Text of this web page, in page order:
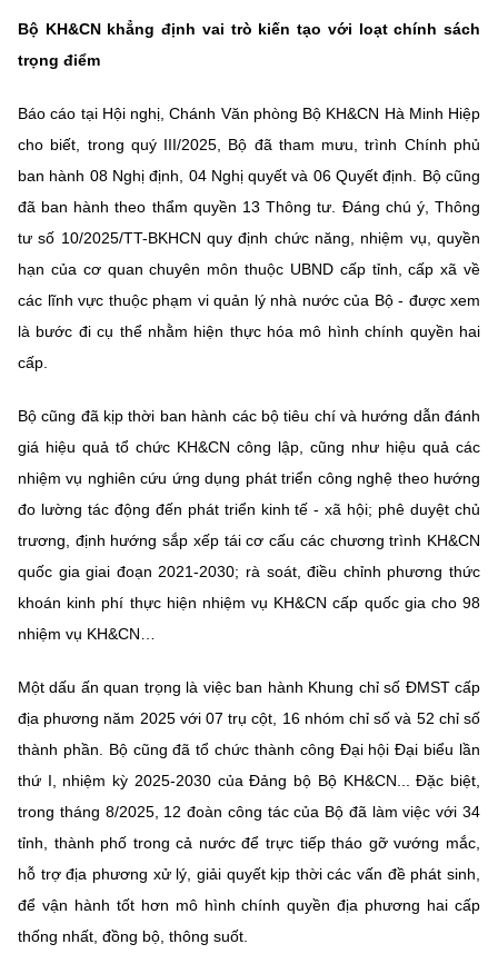
Chịu trách nhiệm nội dung: Nguyễn Thị Hải Hằng
Giám đốc Trung tâm Truyền thông Khoa học và Công nghệ.
Địa chỉ: Ban Biên tập Cổng TTĐT - 18 Nguyễn Du, TP. Hà Nội
Điện thoại: 024 3936 9506
Email:stc@mst.gov.vn
(Ghi rõ nguồn "https://mst.gov.vn" khi phát hành lại thông tin từ
website này)
Bộ KH&CN khẳng định vai trò kiến tạo với loạt chính sách
trọng điểm
Báo cáo tại Hội nghị, Chánh Văn phòng Bộ KH&CN Hà Minh Hiệp
cho biết, trong quý III/2025, Bộ đã tham mưu, trình Chính phủ
ban hành 08 Nghị định, 04 Nghị quyết và 06 Quyết định. Bộ cũng
đã ban hành theo thẩm quyền 13 Thông tư. Đáng chú ý, Thông
tư số 10/2025/TT-BKHCN quy định chức năng, nhiệm vụ, quyền
hạn của cơ quan chuyên môn thuộc UBND cấp tỉnh, cấp xã về
các lĩnh vực thuộc phạm vi quản lý nhà nước của Bộ - được xem
là bước đi cụ thể nhằm hiện thực hóa mô hình chính quyền hai
cấp.
Bộ cũng đã kịp thời ban hành các bộ tiêu chí và hướng dẫn đánh
giá hiệu quả tổ chức KH&CN công lập, cũng như hiệu quả các
nhiệm vụ nghiên cứu ứng dụng phát triển công nghệ theo hướng
đo lường tác động đến phát triển kinh tế - xã hội; phê duyệt chủ
trương, định hướng sắp xếp tái cơ cấu các chương trình KH&CN
quốc gia giai đoạn 2021-2030; rà soát, điều chỉnh phương thức
khoán kinh phí thực hiện nhiệm vụ KH&CN cấp quốc gia cho 98
nhiệm vụ KH&CN…
Một dấu ấn quan trọng là việc ban hành Khung chỉ số ĐMST cấp
địa phương năm 2025 với 07 trụ cột, 16 nhóm chỉ số và 52 chỉ số
thành phần. Bộ cũng đã tổ chức thành công Đại hội Đại biểu lần
thứ I, nhiệm kỳ 2025-2030 của Đảng bộ Bộ KH&CN... Đặc biệt,
trong tháng 8/2025, 12 đoàn công tác của Bộ đã làm việc với 34
tỉnh, thành phố trong cả nước để trực tiếp tháo gỡ vướng mắc,
hỗ trợ địa phương xử lý, giải quyết kịp thời các vấn đề phát sinh,
để vận hành tốt hơn mô hình chính quyền địa phương hai cấp
thống nhất, đồng bộ, thông suốt.